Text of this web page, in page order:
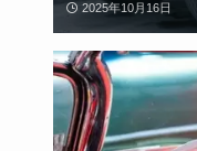
2025年10月16日